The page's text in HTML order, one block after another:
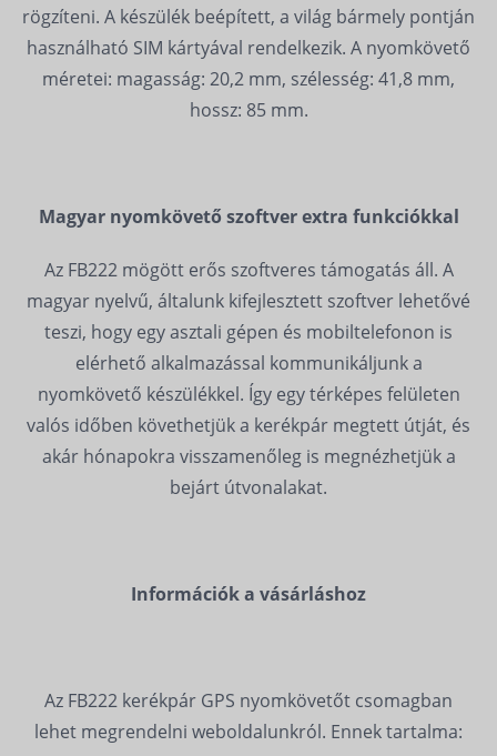
rögzíteni. A készülék beépített, a világ bármely pontján
használható SIM kártyával rendelkezik. A nyomkövető
méretei: magasság: 20,2 mm, szélesség: 41,8 mm,
hossz: 85 mm.
Magyar nyomkövető szoftver extra funkciókkal
Az FB222 mögött erős szoftveres támogatás áll. A
magyar nyelvű, általunk kifejlesztett szoftver lehetővé
teszi, hogy egy asztali gépen és mobiltelefonon is
elérhető alkalmazással kommunikáljunk a
nyomkövető készülékkel. Így egy térképes felületen
valós időben követhetjük a kerékpár megtett útját, és
akár hónapokra visszamenőleg is megnézhetjük a
bejárt útvonalakat.
Információk a vásárláshoz
Az FB222 kerékpár GPS nyomkövetőt csomagban
lehet megrendelni weboldalunkról. Ennek tartalma: